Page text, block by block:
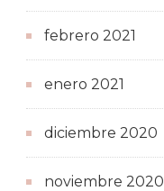
febrero 2021
enero 2021
diciembre 2020
noviembre 2020